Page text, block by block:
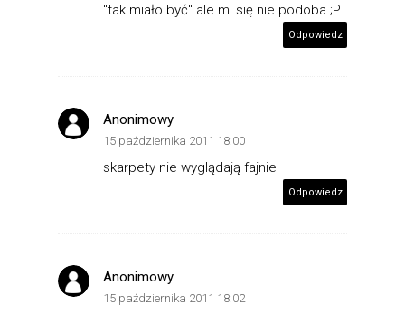
"tak miało być" ale mi się nie podoba ;P
Odpowiedz
Anonimowy
15 października 2011 18:00
skarpety nie wyglądają fajnie
Odpowiedz
Anonimowy
15 października 2011 18:02